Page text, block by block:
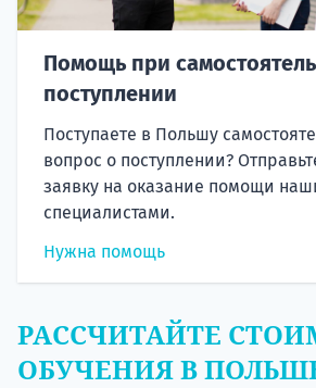
Помощь при
поступлении
Поступаете в Польшу
вопрос о поступлении?
заявку на оказание помощи
специалистами.
Нужна помощь
РАССЧИТАЙТЕ
ОБУЧЕНИЯ В